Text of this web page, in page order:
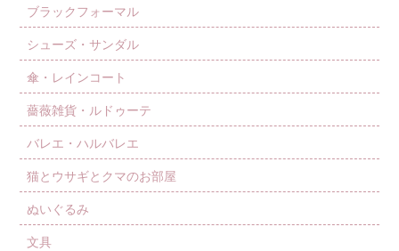
ブラックフォーマル
シューズ・サンダル
傘・レインコート
薔薇雑貨・ルドゥーテ
バレエ・ハルバレエ
猫とウサギとクマのお部屋
ぬいぐるみ
文具